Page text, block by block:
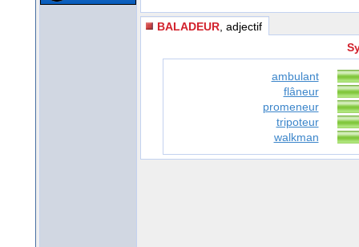
BALADEUR , adjectif
ambulant
flâneur
promeneur
tripoteur
walkman